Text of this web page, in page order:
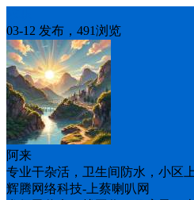
03-12 发布，491浏览
阿来
专业干杂活，卫生间防水，小区
辉腾网络科技-上蔡喇叭网